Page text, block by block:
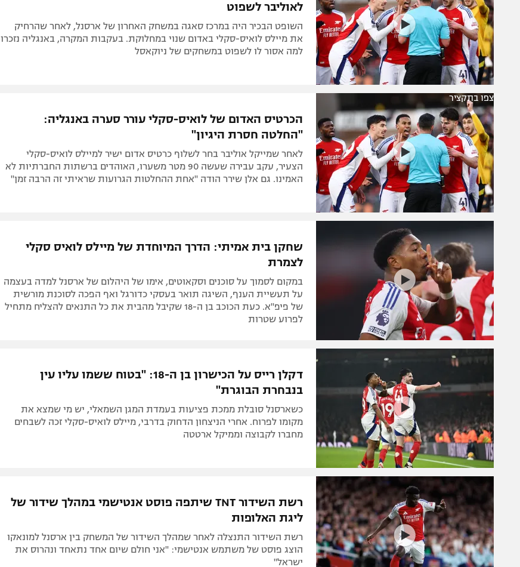
לאוליבר לשפוט
השופט הבכיר היה במרכז סאגה במשחק האחרון של ארסנל, לאחר שהרחיק
את מיילס לואיס-סקלי באדום שנוי במחלוקת. בעקבות המקרה, באנגליה נזכרו
למה אסור לו לשפוט במשחקים של ניוקאסל
צפו בתקציר
הכרטיס האדום של לואיס-סקלי עורר סערה באנגליה:
"החלטה חסרת היגיון"
לאחר שמייקל אוליבר בחר לשלוף כרטיס אדום ישיר למיילס לואיס-סקלי
הצעיר, עקב עבירה שעשה 90 מטר משערו, האוהדים ברשתות החברתיות לא
האמינו. גם אלן שירר הודה "אחת ההחלטות הגרועות שראיתי זה הרבה זמן"
שחקן בית אמיתי: הדרך המיוחדת של מיילס לואיס סקלי
לצמרת
במקום לסמוך על סוכנים וסקאוטים, אימו של היהלום של ארסנל למדה בעצמה
על תעשיית הענף, השיגה תואר בעסקי כדורגל ואף הפכה לסוכנת מורשית
של פיפ"א. כעת הכוכב בן ה-18 שקיבל מהבית את כל התנאים להצליח מתחיל
לפרוע שטרות
דקלן רייס על הכישרון בן ה-18: "בטוח ששמו עליו עין
בנבחרת הבוגרת"
כשארסנל סובלת ממכת פציעות בעמדת המגן השמאלי, יש מי שמצא את
מקומו לפרוח. אחרי הניצחון הדחוק בדרבי, מיילס לואיס-סקלי זכה לשבחים
מחברו לקבוצה וממיקל ארטטה
רשת השידור TNT שיתפה פוסט אנטישמי במהלך שידור של
ליגת האלופות
רשת השידור התנצלה לאחר שמהלך השידור של המשחק בין ארסנל למונאקו
הוצג פוסט של משתמש אנטישמי: "אני חולם שיום אחד נתאחד ונהרוס את
ישראל"